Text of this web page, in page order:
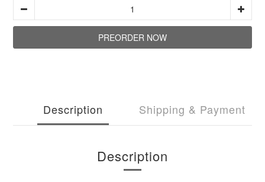
PREORDER NOW
Description Shipping & Payment
Description